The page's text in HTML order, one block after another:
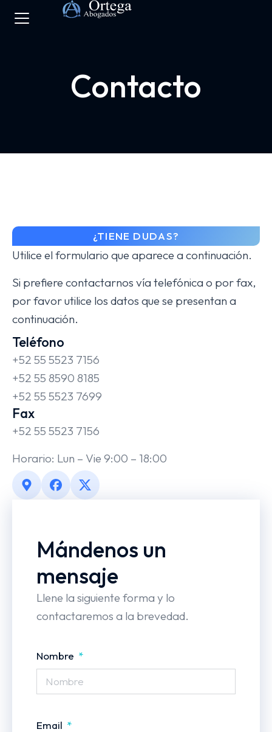
Contacto
¿TIENE DUDAS?
Utilice el formulario que aparece a continuación.
Si prefiere contactarnos vía telefónica o por fax,
por favor utilice los datos que se presentan a
continuación.
Teléfono
+52 55 5523 7156
+52 55 8590 8185
+52 55 5523 7699
Fax
+52 55 5523 7156
Horario: Lun – Vie 9:00 – 18:00
Mándenos un
mensaje
Llene la siguiente forma y lo
contactaremos a la brevedad.
Nombre
Email